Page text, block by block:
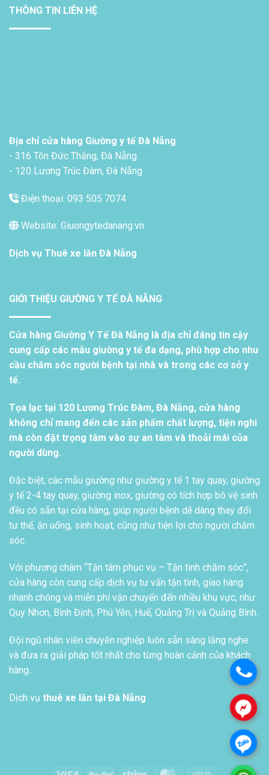
THÔNG TIN LIÊN HỆ
Địa chỉ cửa hàng Giường y tế Đà Nẵng
- 316 Tôn Đức Thắng, Đà Nẵng
- 120 Lương Trúc Đàm, Đà Nẵng
Điện thoại: 093 505 7074
Website: Giuongytedanang.vn
Dịch vụ Thuê xe lăn Đà Nẵng
GIỚI THIỆU GIƯỜNG Y TẾ ĐÀ NẴNG
Cửa hàng Giường Y Tế Đà Nẵng là địa chỉ đáng tin cậy
cung cấp các mẫu giường y tế đa dạng, phù hợp cho nhu
cầu chăm sóc người bệnh tại nhà và trong các cơ sở y
tế.
Tọa lạc tại 120 Lương Trúc Đàm, Đà Nẵng, cửa hàng
không chỉ mang đến các sản phẩm chất lượng, tiện nghi
mà còn đặt trọng tâm vào sự an tâm và thoải mái của
người dùng.
Đặc biệt, các mẫu giường như giường y tế 1 tay quay, giường
y tế 2-4 tay quay, giường inox, giường có tích hợp bô vệ sinh
đều có sẵn tại cửa hàng, giúp người bệnh dễ dàng thay đổi
tư thế, ăn uống, sinh hoạt, cũng như tiện lợi cho người chăm
sóc.
Với phương châm “Tận tâm phục vụ – Tận tình chăm sóc”,
cửa hàng còn cung cấp dịch vụ tư vấn tận tình, giao hàng
nhanh chóng và miễn phí vận chuyển đến nhiều khu vực, như
Quy Nhơn, Bình Định, Phú Yên, Huế, Quảng Trị và Quảng Bình.
Đội ngũ nhân viên chuyên nghiệp luôn sẵn sàng lắng nghe
và đưa ra giải pháp tốt nhất cho từng hoàn cảnh của khách
hàng..
Dịch vụ thuê xe lăn tại Đà Nẵng
.
.
.